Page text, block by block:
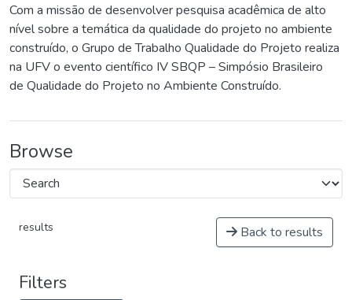
Com a missão de desenvolver pesquisa acadêmica de alto
nível sobre a temática da qualidade do projeto no ambiente
construído, o Grupo de Trabalho Qualidade do Projeto realiza
na UFV o evento científico IV SBQP – Simpósio Brasileiro
de Qualidade do Projeto no Ambiente Construído.
Browse
results Back to results
Filters